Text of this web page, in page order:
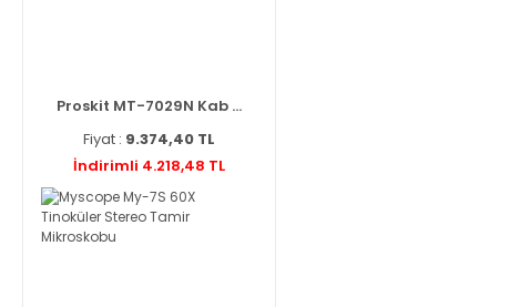
Proskit MT-7029N Kab ...
Fiyat : 9.374,40 TL
İndirimli 4.218,48 TL